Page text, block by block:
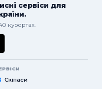
сервіси для
курортах.
Скіпаси